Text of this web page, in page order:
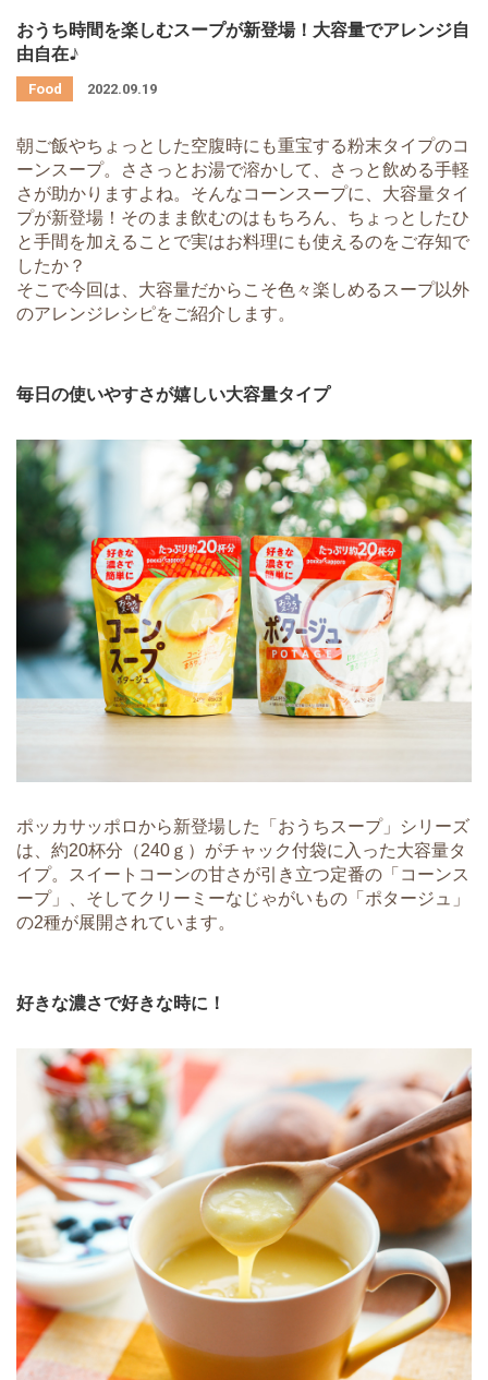
おうち時間を楽しむスープが新登場！大容量でアレンジ自
由自在♪
2022.09.19
朝ご飯やちょっとした空腹時にも重宝する粉末タイプのコ
ーンスープ。ささっとお湯で溶かして、さっと飲める手軽
さが助かりますよね。そんなコーンスープに、大容量タイ
プが新登場！そのまま飲むのはもちろん、ちょっとしたひ
と手間を加えることで実はお料理にも使えるのをご存知で
したか？
そこで今回は、大容量だからこそ色々楽しめるスープ以外
のアレンジレシピをご紹介します。
毎日の使いやすさが嬉しい大容量タイプ
ポッカサッポロから新登場した「おうちスープ」シリーズ
は、約20杯分（240ｇ）がチャック付袋に入った大容量タ
イプ。スイートコーンの甘さが引き立つ定番の「コーンス
ープ」、そしてクリーミーなじゃがいもの「ポタージュ」
の2種が展開されています。
好きな濃さで好きな時に！